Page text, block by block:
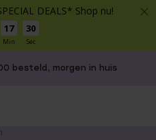
DEALS* Shop nu!
17
Min
30
Sec
besteld, morgen in huis